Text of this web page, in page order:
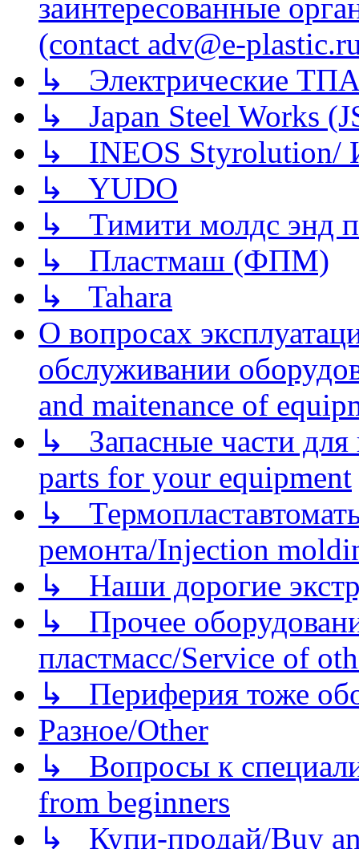
заинтересованные
(contact adv@e-
↳ Электрические
↳ Japan Steel Works
↳ INEOS
↳ YUDO
↳ Тимити молдс энд
↳ Пластмаш (ФПМ)
↳ Tahara
О вопросах
обслуживании
and maitenance of
↳ Запасные части для
parts for your equipment
↳
ремонта/Injection
↳ Наши дорогие
↳ Прочее
пластмасс/Service of
↳ Периферия тоже
Разное/Other
↳ Вопросы к
from beginners
↳ Купи-продай/Buy